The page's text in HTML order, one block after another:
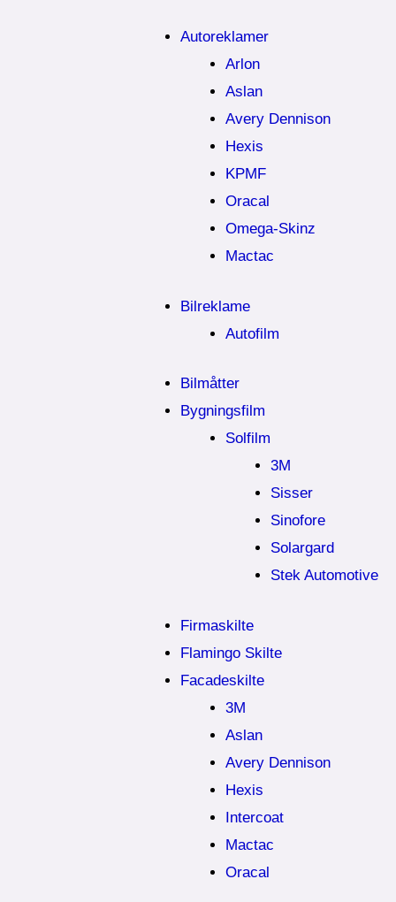
Autoreklamer
Arlon
Aslan
Avery Dennison
Hexis
KPMF
Oracal
Omega-Skinz
Mactac
Bilreklame
Autofilm
Bilmåtter
Bygningsfilm
Solfilm
3M
Sisser
Sinofore
Solargard
Stek Automotive
Firmaskilte
Flamingo Skilte
Facadeskilte
3M
Aslan
Avery Dennison
Hexis
Intercoat
Mactac
Oracal